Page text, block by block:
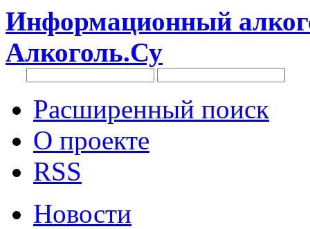
Информационный
Алкоголь.Су
Расширенный поиск
О проекте
RSS
Новости